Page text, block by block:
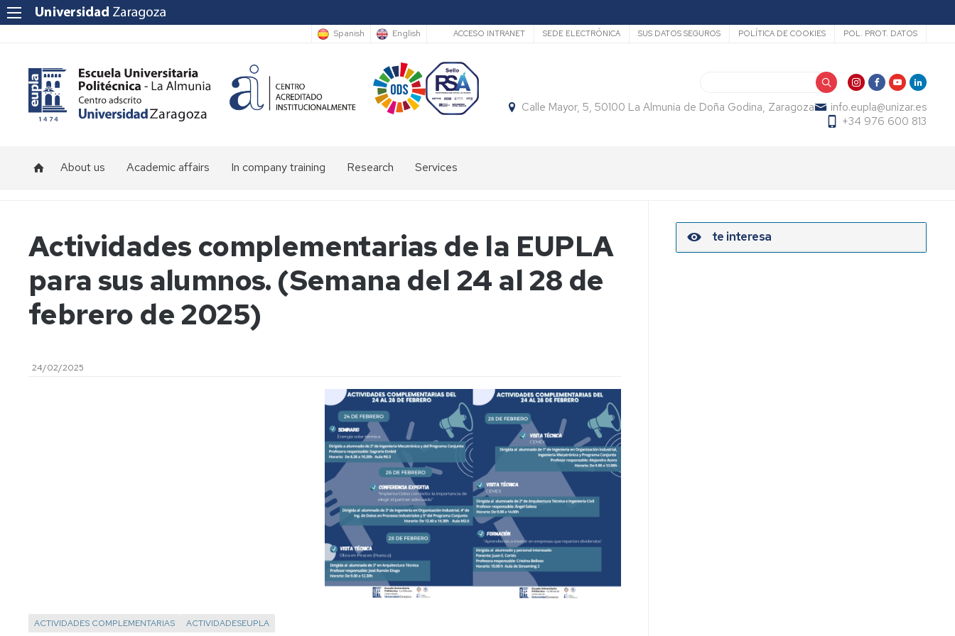
Spanish English Secundario
ACCESO INTRANET SEDE ELECTRÓNICA SUS DATOS SEGUROS POLÍTICA DE COOKIES POL. PROT. DATOS
Calle Mayor, 5, 50100 La Almunia de Doña Godina, Zaragoza
info.eupla@unizar.es
+34 976 600 813
About us
Faculty
Location
School
facilities
fees
Academic affairs In company training Research Services
bus
Sports
facilities
Actividades complementarias de la EUPLA
para sus alumnos. (Semana del 24 al 28 de
febrero de 2025)
24/02/2025
ACTIVIDADES COMPLEMENTARIAS ACTIVIDADESEUPLA
te interesa